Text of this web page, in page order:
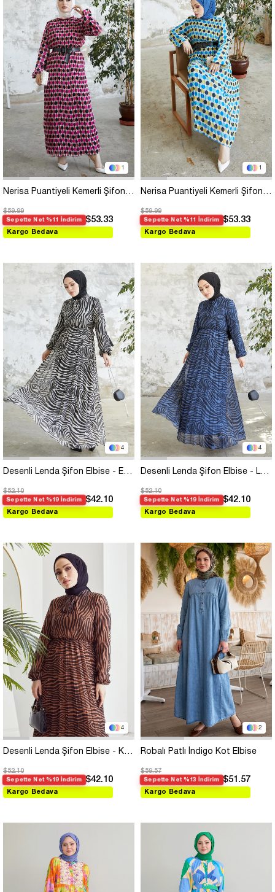
1
$59.99
Sepette Net %11 İndirim $53.33
Kargo Bedava
1
$59.99
Sepette Net %11 İndirim $53.33
Kargo Bedava
4
$52.10
Sepette Net %19 İndirim $42.10
Kargo Bedava
4
$52.10
Sepette Net %19 İndirim $42.10
Kargo Bedava
4
$52.10
Sepette Net %19 İndirim $42.10
Kargo Bedava
2
Robalı Patlı İndigo Kot Elbise
$59.57
Sepette Net %13 İndirim $51.57
Kargo Bedava